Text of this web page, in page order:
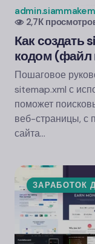
2,7К
Как создать
кодом (файл
Пошаговое
sitemap.xml с
поможет
веб-страницы, с
сайта…
ЗАРАБОТОК